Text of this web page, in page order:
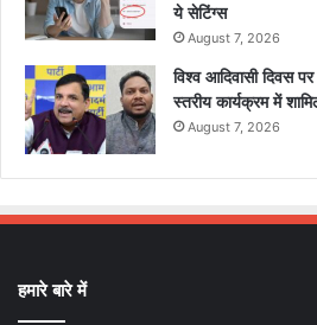
ये सेटिंग्स
August 7, 2026
विश्व आदिवासी दिवस
स्तरीय कार्यक्रम में
August 7, 2026
हमारे बारे में